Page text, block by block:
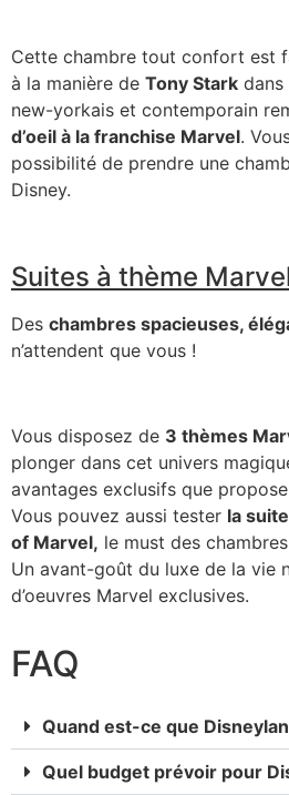
Cette chambre tout confort est
à la manière de Tony Stark
new-yorkais et contemporain
d’oeil à la franchise Marvel.
possibilité de prendre une
Disney.
Suites à thème
Des chambres spacieuses,
n’attendent que vous !
Vous disposez de 3 thèmes
plonger dans cet univers
avantages exclusifs que
Vous pouvez aussi tester la
of Marvel, le must des
Un avant-goût du luxe de la vie
d’oeuvres Marvel exclusives.
FAQ
Quand est-ce que
Quel budget prévoir pour